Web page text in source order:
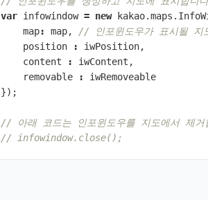
var infowindow = new kakao.maps .
map: map,
// 인포윈도우가 표시될 지
position
: iwPosition,
content
: iwContent ,
removable
:
iwRemoveable
});
// 아래 코드는 인포윈도우를 지도에서 제거
// infowindow.close();